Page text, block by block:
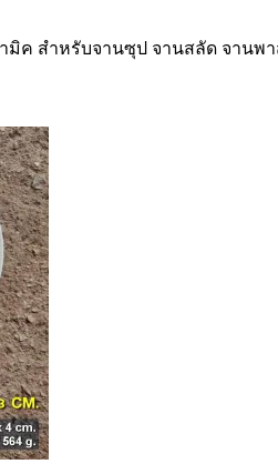
มิค สำหรับจานซุป จานสลัด จานพ